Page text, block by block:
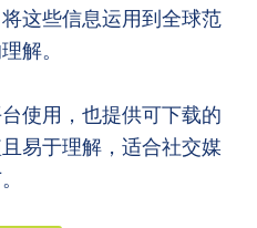
这些信息运用到全球范
解。
使用，也提供可下载的
易于理解，适合社交媒